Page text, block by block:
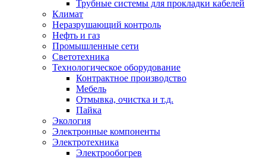
Трубные системы для прокладки кабелей
Климат
Неразрушающий контроль
Нефть и газ
Промышленные сети
Светотехника
Технологическое оборудование
Контрактное производство
Мебель
Отмывка, очистка и т.д.
Пайка
Экология
Электронные компоненты
Электротехника
Электрообогрев